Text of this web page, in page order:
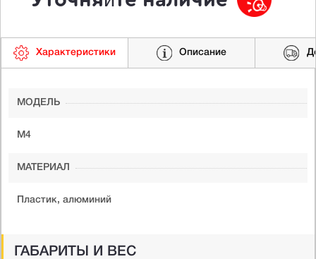
Характеристики Описание
МОДЕЛЬ
M4
МАТЕРИАЛ
Пластик, алюминий
ГАБАРИТЫ И ВЕС